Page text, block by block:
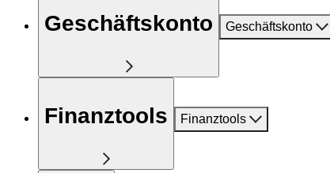
Geschäftskonto Geschäftskonto
Finanztools Finanztools